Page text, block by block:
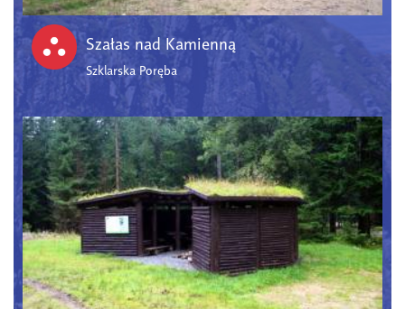
Szałas nad Kamienną
Szklarska Poręba